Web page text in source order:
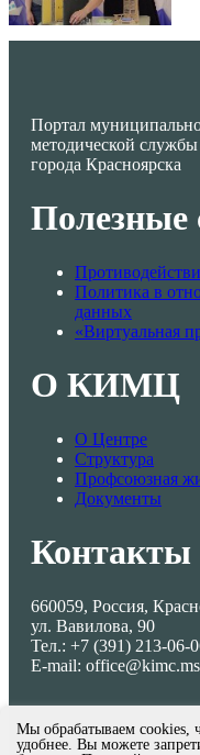
Портал
методической службы
города Красноярска
Полезные
Политика в
данных
«Виртуальная
О КИМЦ
О Центре
Структура
Профсоюзная
Документы
Контакты
660059, Россия,
ул. Вавилова, 90
Тел.: +7 (391) 213-06-
E-mail: office@kimc.ms
Мы обрабатываем cookies,
удобнее. Вы можете